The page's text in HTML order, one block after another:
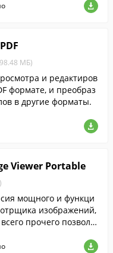
МБ)
и редактиров
формате, и преобраз
в другие форматы.
Viewer Portable
мощного и функци
изображений,
прочего позволя